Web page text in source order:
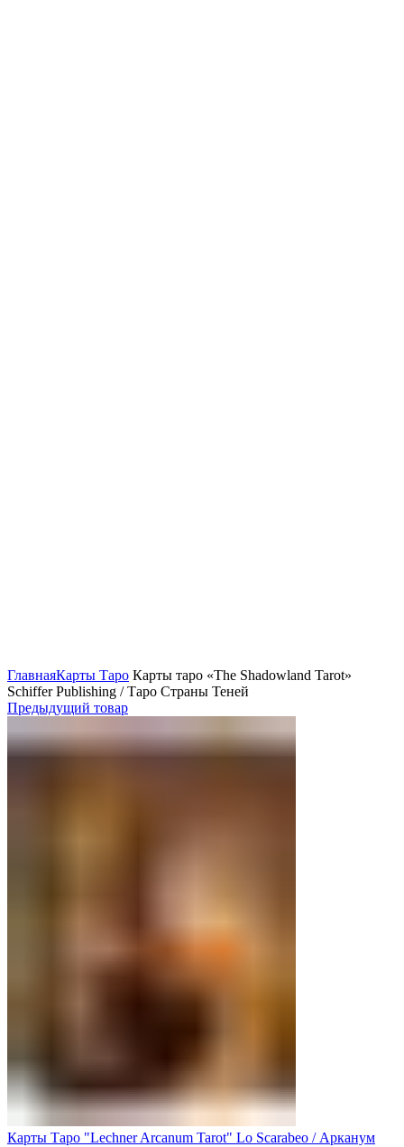
ГлавнаяКарты Таро Карты таро «The Shadowland Tarot»
Schiffer Publishing / Таро Страны Теней
Предыдущий товар
Карты Таро "Lechner Arcanum Tarot" Lo Scarabeo / Арканум